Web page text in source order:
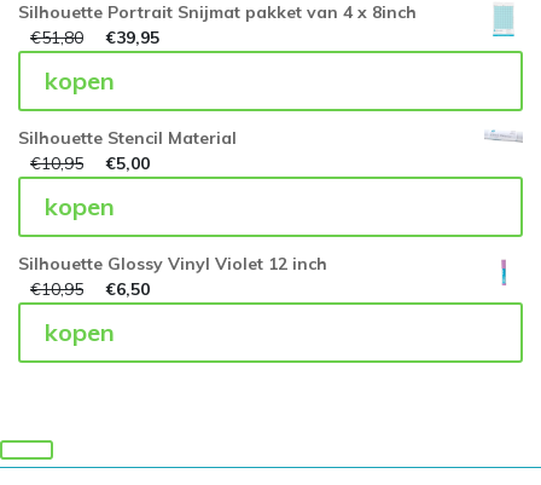
Silhouette Portrait Snijmat pakket van 4 x 8inch
€51,80 €39,95
kopen
Silhouette Stencil Material
€10,95 €5,00
kopen
Silhouette Glossy Vinyl Violet 12 inch
€10,95 €6,50
kopen